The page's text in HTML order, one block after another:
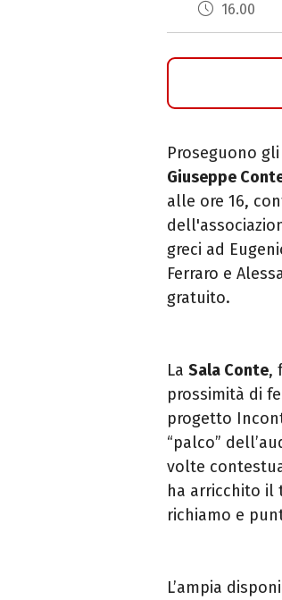
16.00
Proseguono gli
Giuseppe
alle ore 16,
greci ad
Ferraro e
gratuito.
La Sala Conte,
prossimità di
progetto
“palco”
volte
ha arricchito il
richiamo e
L’ampia